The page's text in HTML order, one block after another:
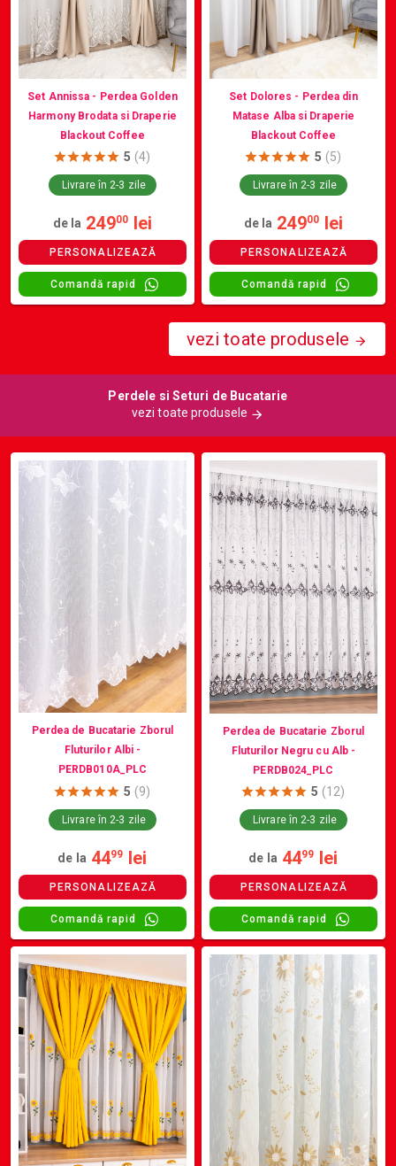
Set Annissa - Perdea Golden
Harmony Brodata si Draperie
Blackout Coffee
5 (4)
Livrare în 2-3 zile
de la 24900 lei
PERSONALIZEAZĂ
Comandă rapid
Set Dolores - Perdea din
Matase Alba si Draperie
Blackout Coffee
5 (5)
Livrare în 2-3 zile
de la 24900 lei
PERSONALIZEAZĂ
Comandă rapid
vezi toate produsele
Perdele si Seturi de Bucatarie
vezi toate produsele
Perdea de Bucatarie Zborul
Fluturilor Albi -
PERDB010A_PLC
5 (9)
Livrare în 2-3 zile
de la 4499 lei
PERSONALIZEAZĂ
Comandă rapid
Perdea de Bucatarie Zborul
Fluturilor Negru cu Alb -
PERDB024_PLC
5 (12)
Livrare în 2-3 zile
de la 4499 lei
PERSONALIZEAZĂ
Comandă rapid